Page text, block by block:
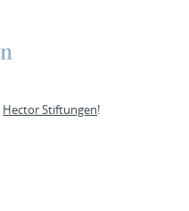
Hector Stiftungen!